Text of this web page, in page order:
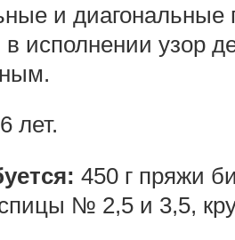
и
исполнении узор
лет.
450 г пряжи
№ 2,5 и 3,5,